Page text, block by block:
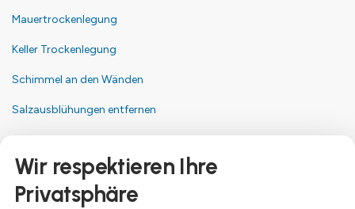
Mauertrockenlegung
Keller Trockenlegung
Schimmel an den Wänden
Salzausblühungen entfernen
Anschrift
Dresdner Straße 24, 09577 Niederwiesa
Wir respektieren Ihre
Privatsphäre